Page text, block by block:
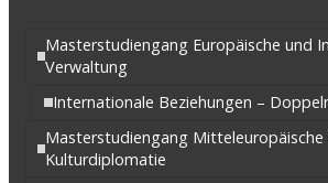
Masterstudiengang Europäische und
Verwaltung
Internationale Beziehungen –
Masterstudiengang Mitteleuropäische
Kulturdiplomatie